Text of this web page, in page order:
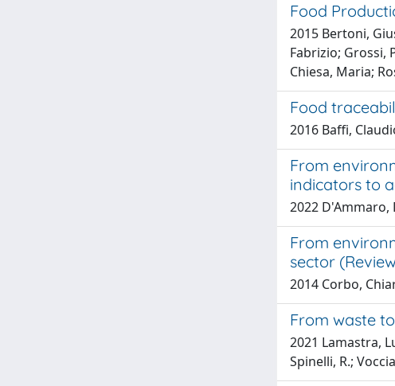
Food
2015 Bertoni,
Fabrizio; Grossi,
Chiesa, Maria;
Food
2016 Baffi,
From
indicators to
2022 D'Ammaro,
From
sector
2014 Corbo,
From waste
2021 Lamastra,
Spinelli, R.;